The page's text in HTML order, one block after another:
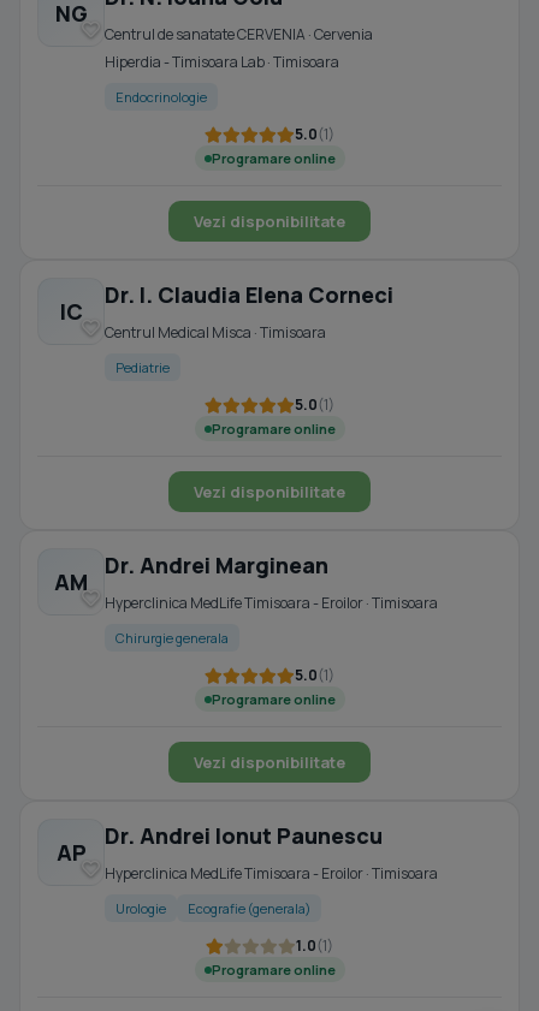
NG
Centrul de sanatate CERVENIA · Cervenia
Hiperdia - Timisoara Lab · Timisoara
Endocrinologie
5.0(1)
Programare online
Vezi disponibilitate
IC
Dr. I. Claudia Elena Corneci
Centrul Medical Misca · Timisoara
Pediatrie
5.0(1)
Programare online
Vezi disponibilitate
AM
Dr. Andrei Marginean
Hyperclinica MedLife Timisoara - Eroilor · Timisoara
Chirurgie generala
5.0(1)
Programare online
Vezi disponibilitate
AP
Dr. Andrei Ionut Paunescu
Hyperclinica MedLife Timisoara - Eroilor · Timisoara
Urologie Ecografie (generala)
1.0(1)
Programare online